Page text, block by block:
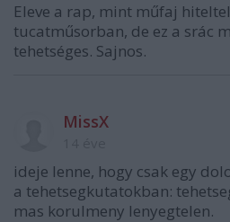
Eleve a rap, mint műfaj
tucatműsorban, de ez a srác
tehetséges. Sajnos.
MissX
ideje lenne, hogy csak egy
a tehetsegkutatokban:
mas korulmeny lenyegtelen.